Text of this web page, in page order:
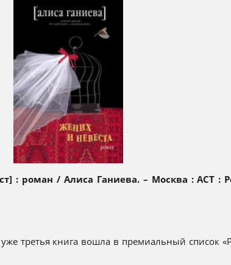
: роман / Алиса Ганиева. – Москва : АСТ :
третья книга вошла в премиальный список